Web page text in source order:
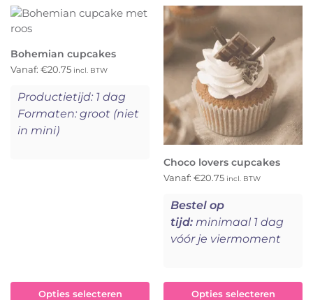
Bohemian cupcakes
Vanaf: €20.75 incl. BTW
Productietijd: 1 dag
Formaten: groot (niet
in mini)
Opties selecteren
Choco lovers cupcakes
Vanaf: €20.75 incl. BTW
Bestel op
tijd: minimaal 1 dag
vóór je viermoment
Opties selecteren